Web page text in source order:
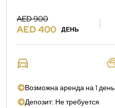
AED 900
AED 400 ДЕНЬ
Возможна аренда на 1 день
Депозит: Не требуется